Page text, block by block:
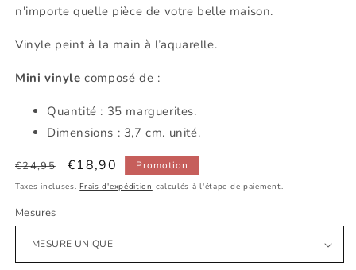
n'importe quelle pièce de votre belle maison.
Vinyle peint à la main à l’aquarelle.
Mini vinyle composé de :
Quantité : 35 marguerites.
Dimensions : 3,7 cm. unité.
Prix
habituel
€24,95
Prix
promotionnel
€18,90 Promotion
Taxes incluses.Frais d'expédition calculés à l'étape de paiement.
Mesures